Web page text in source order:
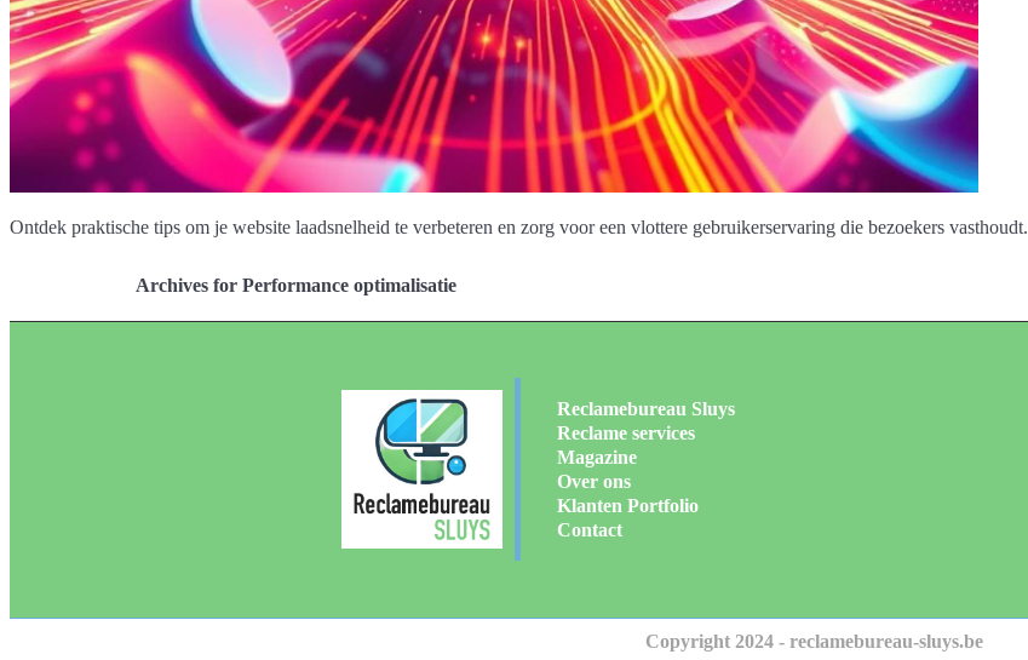
Ontdek praktische tips om je website laadsnelheid te verbeteren en zorg voor een vlottere gebruikerservaring die bezoekers vasthoudt.
Archives for Performance optimalisatie
Reclamebureau Sluys
Reclame services
Magazine
Over ons
Klanten Portfolio
Contact
Copyright 2024 - reclamebureau-sluys.be